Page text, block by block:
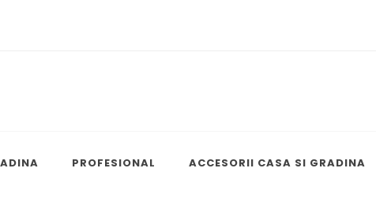
PROFESIONAL ACCESORII CASA SI GRADINA